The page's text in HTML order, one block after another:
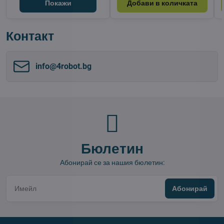
Покажи Добави в количката
Контакт
info​@4robot​.bg
Бюлетин
Абонирай се за нашия бюлетин:
Абонирай